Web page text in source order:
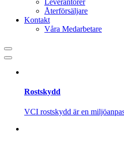
Leverantörer
Återförsäljare
Kontakt
Våra Medarbetare
Rostskydd
VCI rostskydd är en